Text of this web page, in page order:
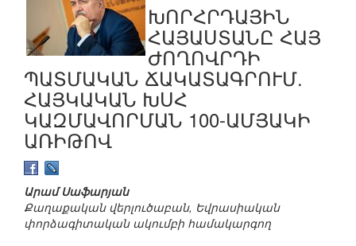
ԽՈՐՀՐԴԱՅԻՆ
ՀԱՅԱՍՏԱՆԸ ՀԱՅ
ԺՈՂՈՎՐԴԻ
ՊԱՏՄԱԿԱՆ ՃԱԿԱՏԱԳՐՈՒՄ.
ՀԱՅԿԱԿԱՆ ԽՍՀ
ԿԱԶՄԱՎՈՐՄԱՆ 100-ԱՄՅԱԿԻ
ԱՌԻԹՈՎ
Արամ Սաֆարյան
Քաղաքական վերլուծաբան, Եվրասիական
փորձագիտական ակումբի համակարգող